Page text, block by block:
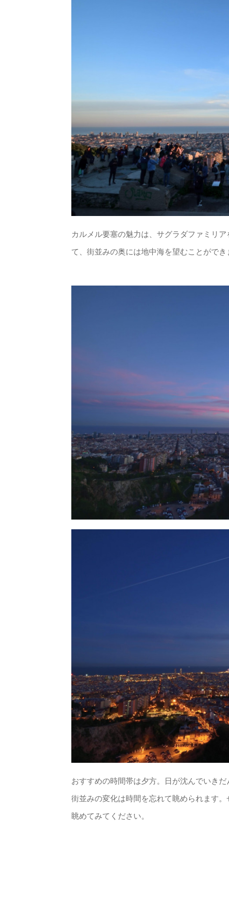
カルメル要塞の魅力は、サグラダファミリ
て、街並みの奥には地中海を望むことができ
おすすめの時間帯は夕方。日が沈んでいき
街並みの変化は時間を忘れて眺められます
眺めてみてください。